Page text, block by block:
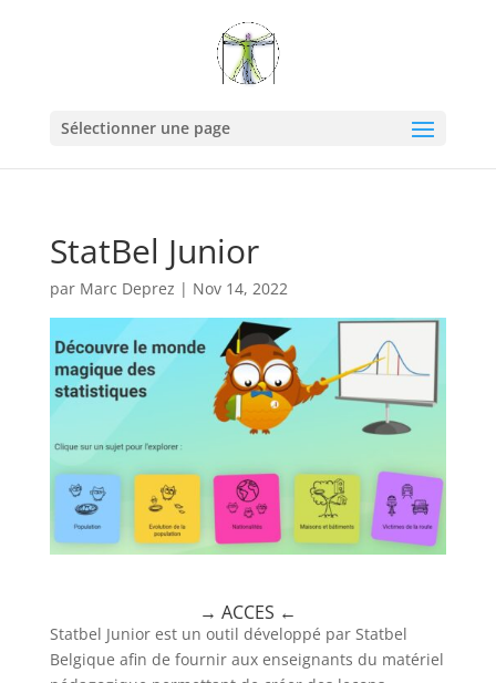
Sélectionner une page
StatBel Junior
par Marc Deprez | Nov 14, 2022
→ ACCES ←
Statbel Junior est un outil développé par Statbel
Belgique afin de fournir aux enseignants du matériel